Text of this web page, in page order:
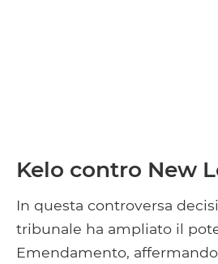
Kelo contro New
In questa controversa
tribunale ha ampliato il
Emendamento,